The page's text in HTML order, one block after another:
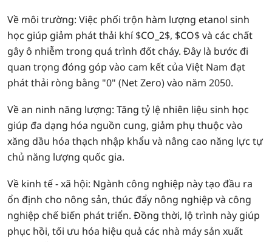
Về môi trường: Việc phối trộn hàm lượng etanol sinh
học giúp giảm phát thải khí $CO_2$, $CO$ và các chất
gây ô nhiễm trong quá trình đốt cháy. Đây là bước đi
quan trọng đóng góp vào cam kết của Việt Nam đạt
phát thải ròng bằng "0" (Net Zero) vào năm 2050.
Về an ninh năng lượng: Tăng tỷ lệ nhiên liệu sinh học
giúp đa dạng hóa nguồn cung, giảm phụ thuộc vào
xăng dầu hóa thạch nhập khẩu và nâng cao năng lực tự
chủ năng lượng quốc gia.
Về kinh tế - xã hội: Ngành công nghiệp này tạo đầu ra
ổn định cho nông sản, thúc đẩy nông nghiệp và công
nghiệp chế biến phát triển. Đồng thời, lộ trình này giúp
phục hồi, tối ưu hóa hiệu quả các nhà máy sản xuất